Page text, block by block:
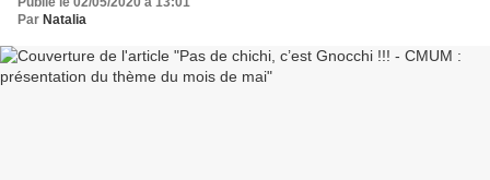
Par Natalia